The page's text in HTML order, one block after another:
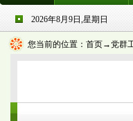
2026年8月9日,星期日
您当前的位置： 首页→党群